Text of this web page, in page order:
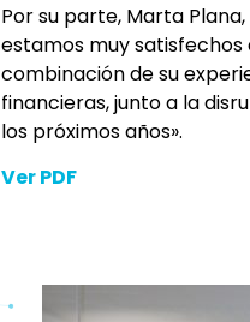
Por su parte, Marta
estamos muy
combinación de su
financieras, junto a la
los próximos años».
Ver PDF